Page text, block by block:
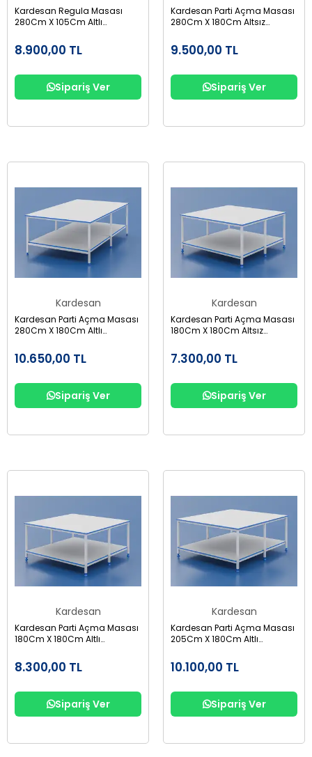
Kardesan Regula Masası
280Cm X 105Cm Altlı
8.900,00 TL
Sipariş Ver
Kardesan Parti Açma Masası
280Cm X 180Cm Altsız
9.500,00 TL
Sipariş Ver
Kardesan
Kardesan Parti Açma Masası
280Cm X 180Cm Altlı
10.650,00 TL
Sipariş Ver
Kardesan
Kardesan Parti Açma Masası
180Cm X 180Cm Altsız
7.300,00 TL
Sipariş Ver
Kardesan
Kardesan Parti Açma Masası
180Cm X 180Cm Altlı
8.300,00 TL
Sipariş Ver
Kardesan
Kardesan Parti Açma Masası
205Cm X 180Cm Altlı
10.100,00 TL
Sipariş Ver